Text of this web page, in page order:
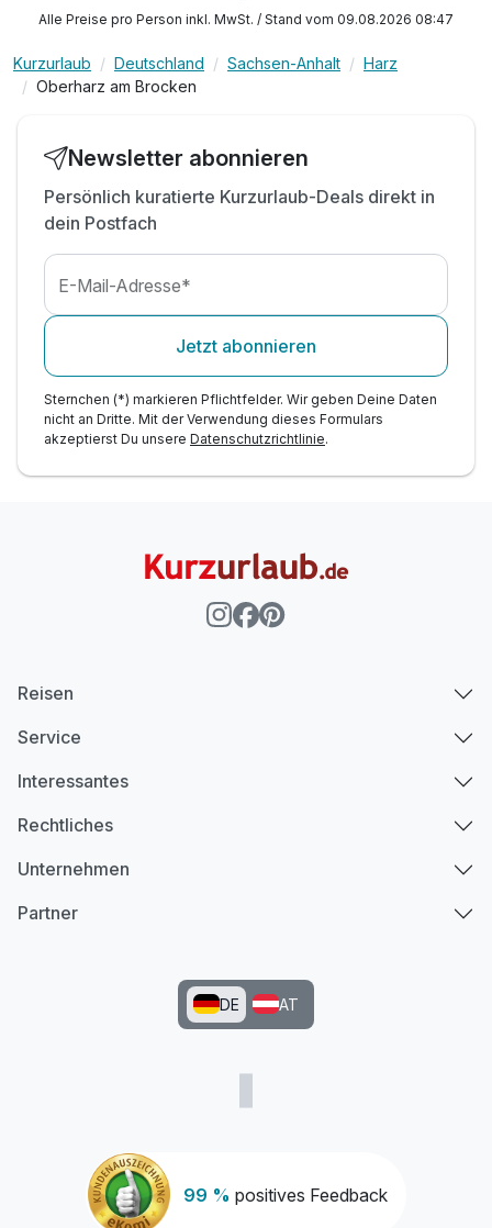
zu vielen Harz- Attraktionen, Museen & Höhlen
inkl. Parkplatz
inkl. WLAN
Alle Preise pro Person inkl. MwSt. / Stand vom 09.08.2026 08:47
Kurzurlaub Deutschland Sachsen-Anhalt
Harz
Oberharz am Brocken
Newsletter abonnieren
Persönlich kuratierte Kurzurlaub-Deals direkt in
dein Postfach
E-Mail-Adresse*
Jetzt abonnieren
Sternchen (*) markieren Pflichtfelder. Wir geben Deine Daten
nicht an Dritte. Mit der Verwendung dieses Formulars
akzeptierst Du unsere Datenschutzrichtlinie.
99 % positives Feedback
Reisen
Service
Interessantes
Rechtliches
Unternehmen
Partner
DE AT